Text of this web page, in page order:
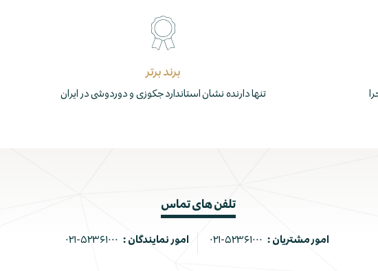
برند برتر
تنها دارنده نشان استاندارد جکوزی و دوردوشی در ایران
تلفن های تماس
امور مشتریان : ۰۲۱-۵۲۳۶۱۰۰۰ امور نمایندگان : ۰۲۱-۵۲۳۶۱۰۰۰